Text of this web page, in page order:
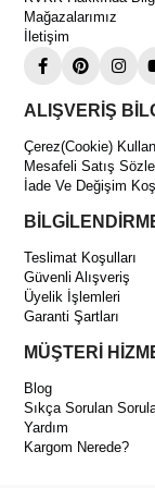
Kompresör
Yüksek Sıcaklık
HBP çalışma
sistemlerinde stabil
Monofaze Esnek
220V monofaze
imkânı sunar.
Dayanıklı ve
Hermetik gövde
Mağazalarımız
İletişim
ALIŞVERİŞ
Çerez(Cookie)
Mesafeli Satış
İade Ve Değişim
Teslimat Koşulları
Güvenli Alışveriş
Üyelik İşlemleri
Garanti Şartları
MÜŞTERİ
Blog
Sıkça Sorulan
Yardım
Kargom Nerede?